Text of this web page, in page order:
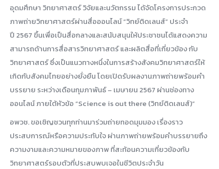
อุดมศึกษา วิทยาศาสตร์ วิจัยและนวัตกรรม ได้จัดโครงการประกวด
ภาพถ่ายวิทยาศาสตร์ผ่านสื่อออนไลน์ “วิทย์ติดเลนส์” ประจำ
ปี 2567 ขึ้นเพื่อเป็นสื่อกลางและสนับสนุนให้ประชาชนได้แสดงความ
สามารถด้านการสื่อสารวิทยาศาสตร์ และผลิตสื่อที่เกี่ยวข้อง กับ
วิทยาศาสตร์ ซึ่งเป็นแนวทางหนึ่งในการสร้างสังคมวิทยาศาสตร์ให้
เกิดกับสังคมไทยอย่างยั่งยืน โดยเปิดรับผลงานภาพถ่ายพร้อมคำ
บรรยาย ระหว่างเดือนกุมภาพันธ์ – เมษายน 2567 ผ่านช่องทาง
ออนไลน์ ภายใต้หัวข้อ “Science is out there (วิทย์ติดเลนส์)”
อพวช. ขอเชิญชวนทุกท่านมาร่วมถ่ายทอดมุมมอง เรื่องราว
ประสบการณ์หรือความประทับใจ ผ่านภาพถ่ายพร้อมคำบรรยายถึง
ความงามและความหมายของภาพ ที่สะท้อนความเกี่ยวข้องกับ
วิทยาศาสตร์รอบตัวที่ประสบพบเจอในชีวิตประจำวัน